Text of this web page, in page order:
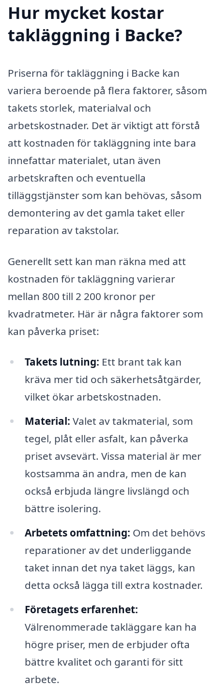
Hur mycket kostar
takläggning i Backe?
Priserna för takläggning i Backe kan
variera beroende på flera faktorer, såsom
takets storlek, materialval och
arbetskostnader. Det är viktigt att förstå
att kostnaden för takläggning inte bara
innefattar materialet, utan även
arbetskraften och eventuella
tilläggstjänster som kan behövas, såsom
demontering av det gamla taket eller
reparation av takstolar.
Generellt sett kan man räkna med att
kostnaden för takläggning varierar
mellan 800 till 2 200 kronor per
kvadratmeter. Här är några faktorer som
kan påverka priset:
Takets lutning: Ett brant tak kan
kräva mer tid och säkerhetsåtgärder,
vilket ökar arbetskostnaden.
Material: Valet av takmaterial, som
tegel, plåt eller asfalt, kan påverka
priset avsevärt. Vissa material är mer
kostsamma än andra, men de kan
också erbjuda längre livslängd och
bättre isolering.
Arbetets omfattning: Om det behövs
reparationer av det underliggande
taket innan det nya taket läggs, kan
detta också lägga till extra kostnader.
Företagets erfarenhet:
Välrenommerade takläggare kan ha
högre priser, men de erbjuder ofta
bättre kvalitet och garanti för sitt
arbete.